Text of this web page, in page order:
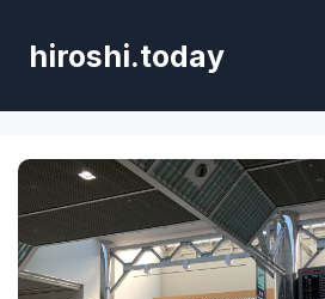
ン
へ
キ
ッ
プ
hiroshi.today